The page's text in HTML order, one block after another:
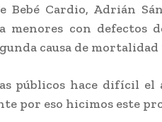
Cardio, Adrián
menores con defectos
causa de
públicos hace difícil el
por eso hicimos este